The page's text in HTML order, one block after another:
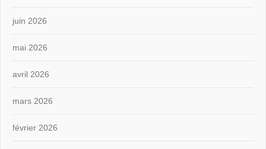
juin 2026
mai 2026
avril 2026
mars 2026
février 2026